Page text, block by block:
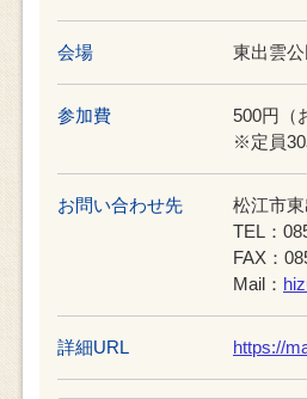
会場 東出雲
参加費
500円（
※定員30
お問い合わせ先
松江市
TEL：
FAX：
Mail：
詳細URL https://